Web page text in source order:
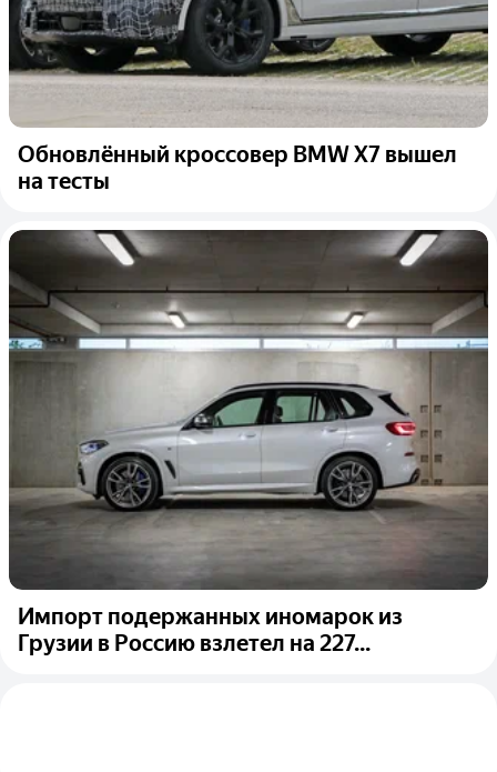
Обновлённый кроссовер BMW X7 вышел
на тесты
Импорт подержанных иномарок из
Грузии в Россию взлетел на 227...